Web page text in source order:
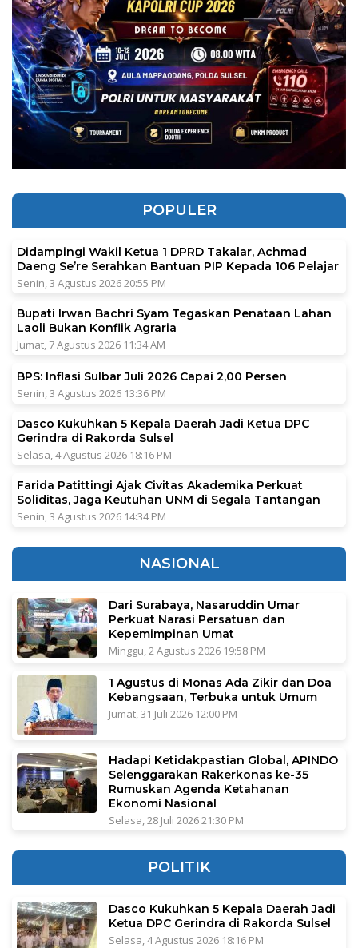
POPULER
Didampingi Wakil Ketua 1 DPRD Takalar, Achmad
Daeng Se’re Serahkan Bantuan PIP Kepada 106 Pelajar
Senin, 3 Agustus 2026 20:55 PM
Bupati Irwan Bachri Syam Tegaskan Penataan Lahan
Laoli Bukan Konflik Agraria
Jumat, 7 Agustus 2026 11:34 AM
BPS: Inflasi Sulbar Juli 2026 Capai 2,00 Persen
Senin, 3 Agustus 2026 13:36 PM
Dasco Kukuhkan 5 Kepala Daerah Jadi Ketua DPC
Gerindra di Rakorda Sulsel
Selasa, 4 Agustus 2026 18:16 PM
Farida Patittingi Ajak Civitas Akademika Perkuat
Soliditas, Jaga Keutuhan UNM di Segala Tantangan
Senin, 3 Agustus 2026 14:34 PM
NASIONAL
Dari Surabaya, Nasaruddin Umar
Perkuat Narasi Persatuan dan
Kepemimpinan Umat
Minggu, 2 Agustus 2026 19:58 PM
1 Agustus di Monas Ada Zikir dan Doa
Kebangsaan, Terbuka untuk Umum
Jumat, 31 Juli 2026 12:00 PM
Hadapi Ketidakpastian Global, APINDO
Selenggarakan Rakerkonas ke-35
Rumuskan Agenda Ketahanan
Ekonomi Nasional
Selasa, 28 Juli 2026 21:30 PM
POLITIK
Dasco Kukuhkan 5 Kepala Daerah Jadi
Ketua DPC Gerindra di Rakorda Sulsel
Selasa, 4 Agustus 2026 18:16 PM